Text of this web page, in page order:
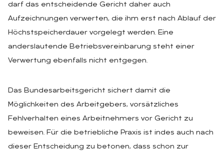
darf das entscheidende Gericht daher auch
Aufzeichnungen verwerten, die ihm erst nach Ablauf der
Höchstspeicherdauer vorgelegt werden. Eine
anderslautende Betriebsvereinbarung steht einer
Verwertung ebenfalls nicht entgegen.
Das Bundesarbeitsgericht sichert damit die
Möglichkeiten des Arbeitgebers, vorsätzliches
Fehlverhalten eines Arbeitnehmers vor Gericht zu
beweisen. Für die betriebliche Praxis ist indes auch nach
dieser Entscheidung zu betonen, dass schon zur